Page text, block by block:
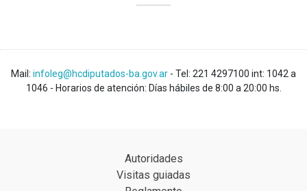
Mail: infoleg@hcdiputados-ba.gov.ar - Tel: 221 4297100 int: 1042 a
1046 - Horarios de atención: Días hábiles de 8:00 a 20:00 hs.
Autoridades
Visitas guiadas